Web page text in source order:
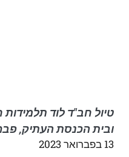
טיול חב"ד לוד תלמידות
ובית הכנסת העתיק, פברואר
13 בפברואר 2023